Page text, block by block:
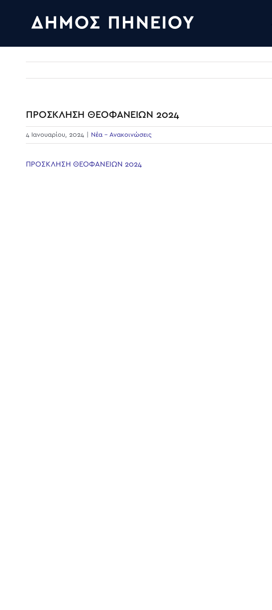
ΠΡΟΣΚΛΗΣΗ ΘΕΟΦΑΝΕΙΩΝ 2024
4 Ιανουαρίου, 2024 Νέα - Ανακοινώσεις
ΠΡΟΣΚΛΗΣΗ ΘΕΟΦΑΝΕΙΩΝ 2024